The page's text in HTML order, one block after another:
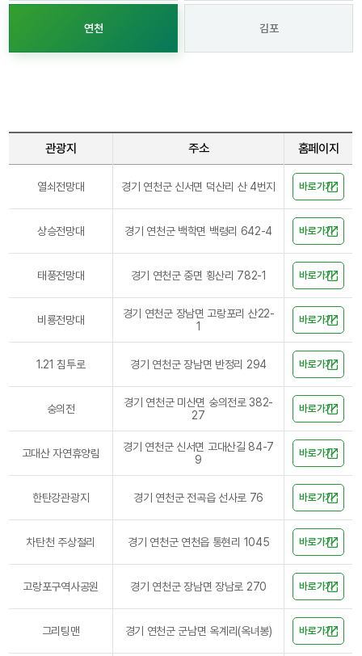
연천 김포
관광지 주소 홈페이지
열쇠전망대 경기 연천군 신서면 덕산리 산 4번지 바로가기
상승전망대 경기 연천군 백학면 백령리 642-4 바로가기
태풍전망대 경기 연천군 중면 횡산리 782-1 바로가기
비룡전망대
경기 연천군 장남면 고랑포리 산22-
1
바로가기
1.21 침투로 경기 연천군 장남면 반정리 294 바로가기
숭의전
경기 연천군 미산면 숭의전로 382-
27
바로가기
고대산 자연휴양림
경기 연천군 신서면 고대산길 84-7
9
바로가기
한탄강관광지 경기 연천군 전곡읍 선사로 76 바로가기
차탄천 주상절리 경기 연천군 연천읍 통현리 1045 바로가기
고랑포구역사공원 경기 연천군 장남면 장남로 270 바로가기
그리팅맨 경기 연천군 군남면 옥계리(옥녀봉) 바로가기